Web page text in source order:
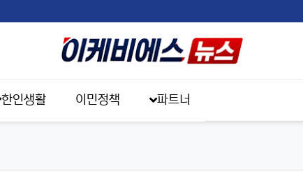
한인생활 이민정책
파트너